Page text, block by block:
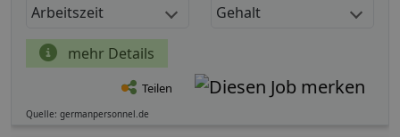
Arbeitszeit Gehalt
mehr Details
Teilen
Quelle: germanpersonnel.de